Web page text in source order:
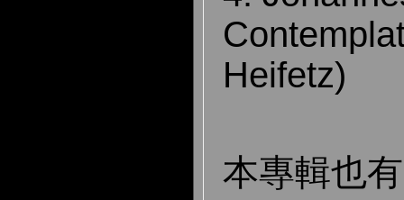
Heifetz)
本專輯也